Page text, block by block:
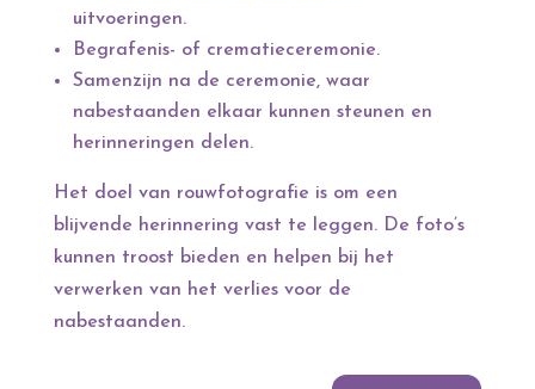
uitvoeringen.
Begrafenis- of crematieceremonie.
Samenzijn na de ceremonie, waar
nabestaanden elkaar kunnen steunen en
herinneringen delen.
Het doel van rouwfotografie is om een
blijvende herinnering vast te leggen. De foto’s
kunnen troost bieden en helpen bij het
verwerken van het verlies voor de
nabestaanden.